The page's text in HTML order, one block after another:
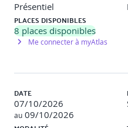
Études de cas pour illustrer
sécurité et les échecs de
Présentiel
PLACES DISPONIBLES
8 places disponibles
Me connecter à myAtlas
DATE
07/10/2026
au 09/10/2026